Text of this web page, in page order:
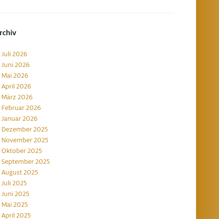
Juli 2026
Juni 2026
Mai 2026
April 2026
März 2026
Februar 2026
Januar 2026
Dezember 2025
November 2025
Oktober 2025
September 2025
August 2025
Juli 2025
Juni 2025
Mai 2025
April 2025